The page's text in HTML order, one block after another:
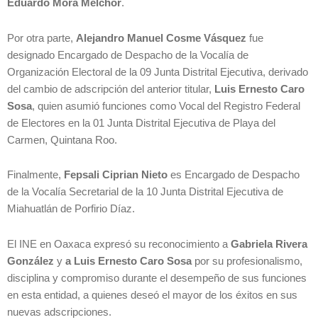
Eduardo Mora Melchor.
Por otra parte, Alejandro Manuel Cosme Vásquez fue
designado Encargado de Despacho de la Vocalía de
Organización Electoral de la 09 Junta Distrital Ejecutiva, derivado
del cambio de adscripción del anterior titular, Luis Ernesto Caro
Sosa, quien asumió funciones como Vocal del Registro Federal
de Electores en la 01 Junta Distrital Ejecutiva de Playa del
Carmen, Quintana Roo.
Finalmente, Fepsali Ciprian Nieto es Encargado de Despacho
de la Vocalía Secretarial de la 10 Junta Distrital Ejecutiva de
Miahuatlán de Porfirio Díaz.
El INE en Oaxaca expresó su reconocimiento a Gabriela Rivera
González y a Luis Ernesto Caro Sosa por su profesionalismo,
disciplina y compromiso durante el desempeño de sus funciones
en esta entidad, a quienes deseó el mayor de los éxitos en sus
nuevas adscripciones.